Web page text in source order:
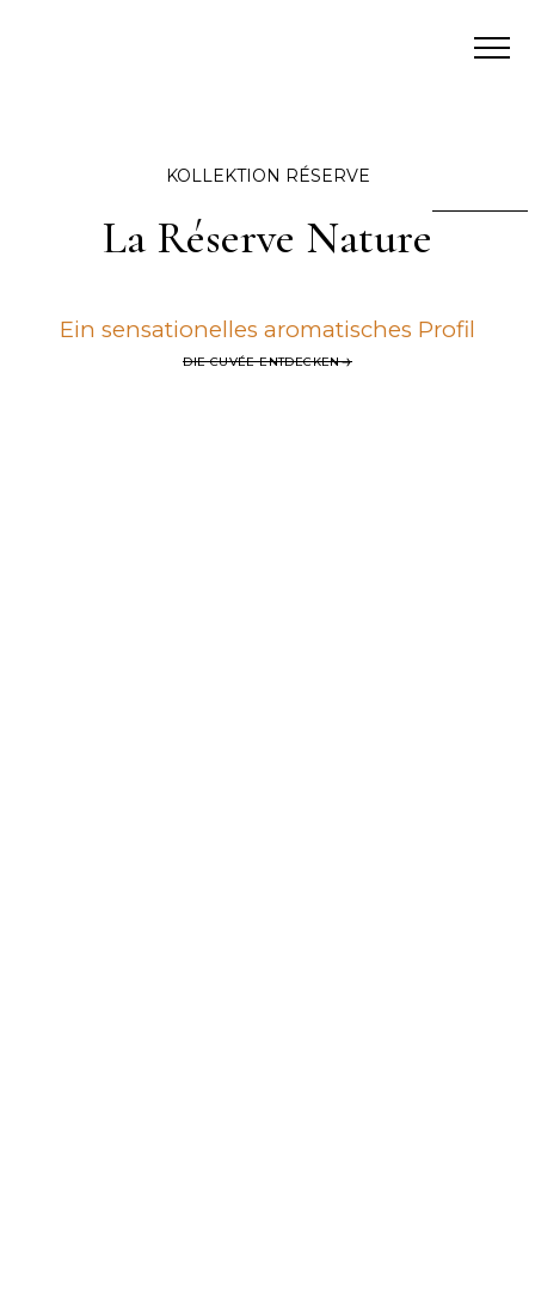
KOLLEKTION RÉSERVE
La Réserve Nature
Ein sensationelles aromatisches Profil
DIE CUVÉE ENTDECKEN